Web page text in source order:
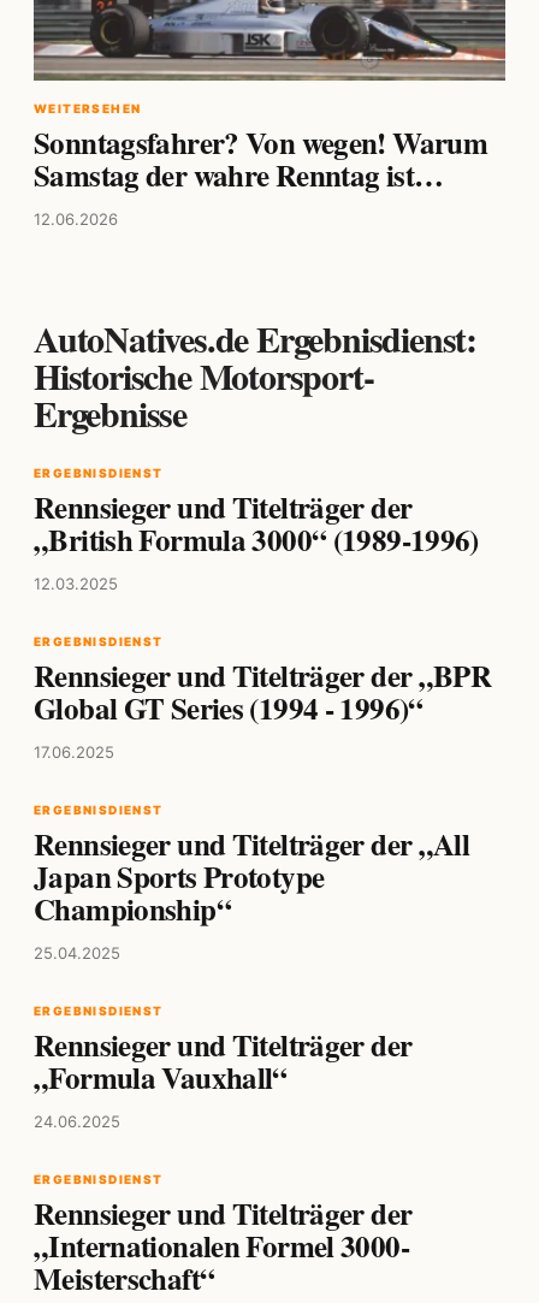
WEITERSEHEN
Sonntagsfahrer? Von wegen! Warum
Samstag der wahre Renntag ist…
12.06.2026
AutoNatives.de Ergebnisdienst:
Historische Motorsport-
Ergebnisse
ERGEBNISDIENST
Rennsieger und Titelträger der
„British Formula 3000“ (1989-1996)
12.03.2025
ERGEBNISDIENST
Rennsieger und Titelträger der „BPR
Global GT Series (1994 - 1996)“
17.06.2025
ERGEBNISDIENST
Rennsieger und Titelträger der „All
Japan Sports Prototype
Championship“
25.04.2025
ERGEBNISDIENST
Rennsieger und Titelträger der
„Formula Vauxhall“
24.06.2025
ERGEBNISDIENST
Rennsieger und Titelträger der
„Internationalen Formel 3000-
Meisterschaft“